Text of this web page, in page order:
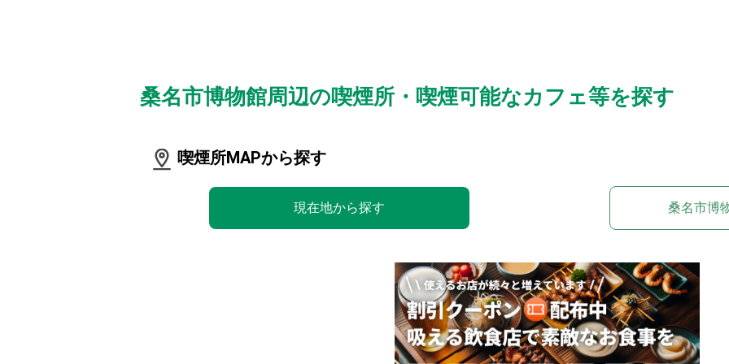
桑名市博物館周辺の喫煙所・喫煙可能なカフェ等を探す
喫煙所MAPから探す
現在地から探す 桑名市博